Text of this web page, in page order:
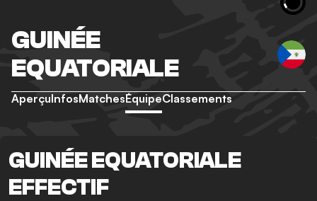
GUINÉE
EQUATORIALE
AperçuInfosMatchesÉquipeClassements
GUINÉE EQUATORIALE
EFFECTIF